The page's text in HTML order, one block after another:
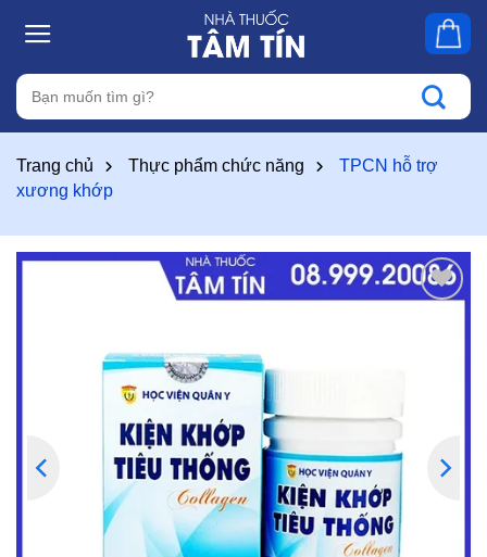
Tìm
kiếm:
Trang chủ Thực phẩm chức năng
TPCN hỗ trợ
xương khớp